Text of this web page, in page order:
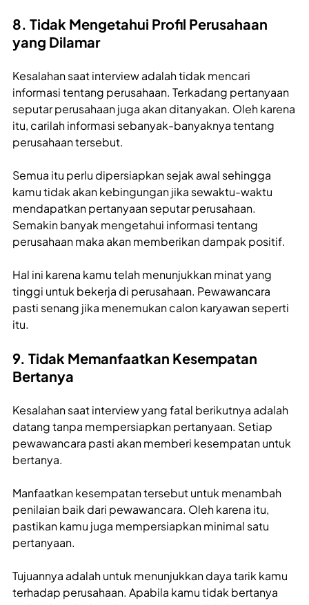
8. Tidak Mengetahui Profil Perusahaan
yang Dilamar
Kesalahan saat interviewadalah tidak mencari
informasi tentang perusahaan. Terkadang pertanyaan
seputar perusahaan juga akan ditanyakan. Oleh karena
itu, carilah informasi sebanyak-banyaknya tentang
perusahaan tersebut.
Semua itu perlu dipersiapkan sejak awal sehingga
kamu tidak akan kebingungan jika sewaktu-waktu
mendapatkan pertanyaan seputar perusahaan.
Semakin banyak mengetahui informasi tentang
perusahaan maka akan memberikan dampak positif.
Hal ini karena kamu telah menunjukkan minat yang
tinggi untuk bekerja di perusahaan. Pewawancara
pasti senang jika menemukan calon karyawan seperti
itu.
9. Tidak Memanfaatkan Kesempatan
Bertanya
Kesalahan saat interview yang fatal berikutnya adalah
datang tanpa mempersiapkan pertanyaan. Setiap
pewawancara pasti akan memberi kesempatan untuk
bertanya.
Manfaatkan kesempatan tersebut untuk menambah
penilaian baik dari pewawancara. Oleh karena itu,
pastikan kamu juga mempersiapkan minimal satu
pertanyaan.
Tujuannya adalah untuk menunjukkan daya tarik kamu
terhadap perusahaan. Apabila kamu tidak bertanya